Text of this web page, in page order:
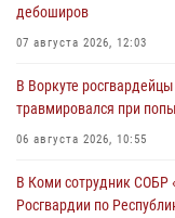
дебоширов
07 августа 2026, 12:03
В Воркуте
травмировался при
06 августа 2026, 10:55
В Коми сотрудник СОБР
Росгвардии по